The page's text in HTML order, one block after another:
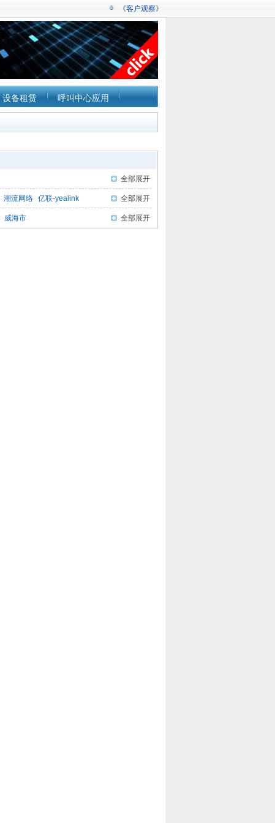
《客户观察》
设备租赁 呼叫中心应用
全部展开
全部展开
潮流网络 亿联-yealink
全部展开
威海市